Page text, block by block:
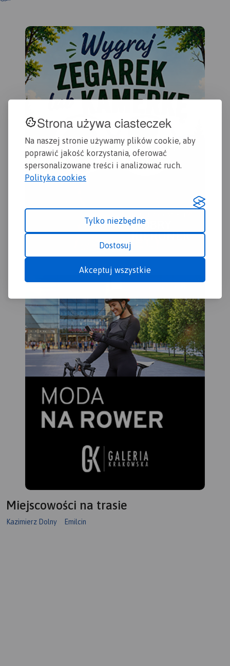
Strona używa ciasteczek
Na naszej stronie używamy plików cookie, aby
poprawić jakość korzystania, oferować
spersonalizowane treści i analizować ruch.
Polityka cookies
Tylko niezbędne
Dostosuj
Akceptuj wszystkie
rezerwatów przyrodniczych i
parków krajobrazowych.
Mapa zawiera
aktualną infrastrukturę
turystyczną. Mapa swoim
zasięgiem obejmuje także
Kazimierski Park
Puławy.
Miejscowości na trasie
Kazimierz Dolny Emilcin